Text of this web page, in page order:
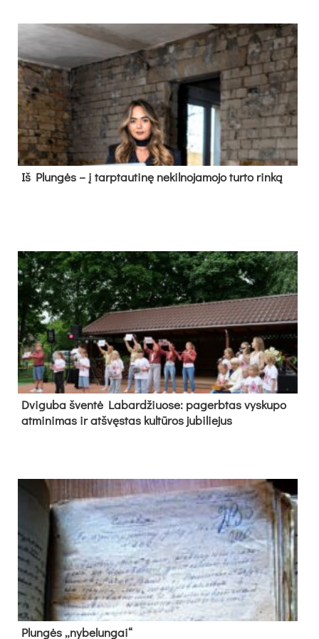
Iš Plungės – į tarptautinę nekilnojamojo turto rinką
Dvi­gu­ba šven­tė La­bar­džiuo­se: pa­gerb­tas vys­ku­po
at­mi­ni­mas ir at­švęs­tas kul­tū­ros ju­bi­lie­jus
Plun­gės „ny­be­lun­gai“